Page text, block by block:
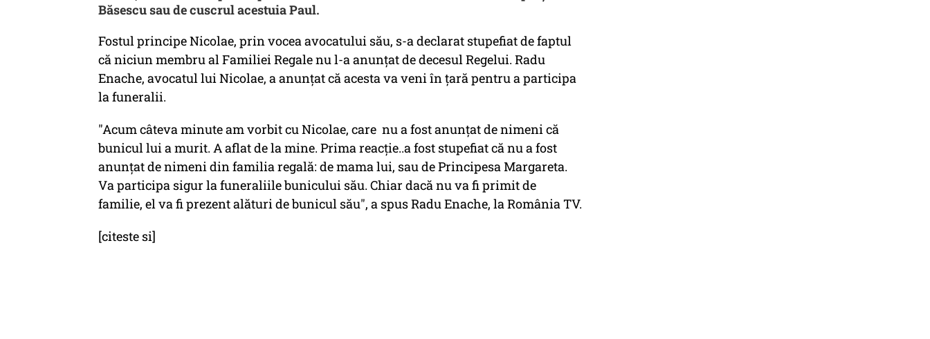
Băsescu sau de cuscrul acestuia Paul.
Fostul principe Nicolae, prin vocea avocatului său, s-a declarat stupefiat de faptul
că niciun membru al Familiei Regale nu l-a anunţat de decesul Regelui. Radu
Enache, avocatul lui Nicolae, a anunțat că acesta va veni în țară pentru a participa
la funeralii.
"Acum câteva minute am vorbit cu Nicolae, care nu a fost anunţat de nimeni că
bunicul lui a murit. A aflat de la mine. Prima reacţie..a fost stupefiat că nu a fost
anunţat de nimeni din familia regală: de mama lui, sau de Principesa Margareta.
Va participa sigur la funeraliile bunicului său. Chiar dacă nu va fi primit de
familie, el va fi prezent alături de bunicul său", a spus Radu Enache, la România TV.
[citeste si]